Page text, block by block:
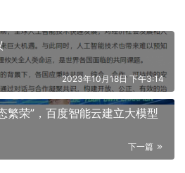
2023年10月18日 下午3:14
繁荣”，百度智能云建立大模型
下一篇